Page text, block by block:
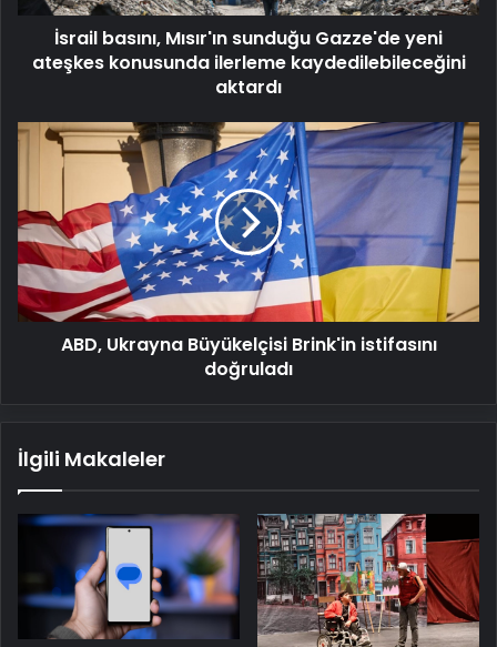
ilerleme
kaydedilebileceğini
aktardı
İsrail basını, Mısır'ın sunduğu Gazze'de yeni
ateşkes konusunda ilerleme kaydedilebileceğini
aktardı
ABD,
Ukrayna
istifasını
doğruladı
ABD, Ukrayna Büyükelçisi Brink'in istifasını
doğruladı
İlgili Makaleler